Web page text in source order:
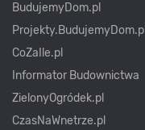
BudujemyDom.pl
Projekty.BudujemyDom.pl
CoZaIle.pl
Informator Budownictwa
ZielonyOgródek.pl
CzasNaWnetrze.pl